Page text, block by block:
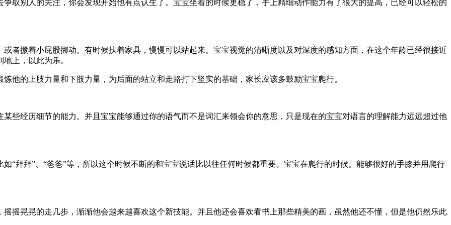
取别人的关注，你会发现开始他有点认生了。宝宝坐着的时候更稳了，手上精细动作能力有了很大的提高，已经可以轻松的
者撅着小屁股挪动。有时候扶着家具，慢慢可以站起来。宝宝视觉的清晰度以及对深度的感知方面，在这个年龄已经很接近
上，以此为乐。
他的上肢力量和下肢力量，为后面的站立和走路打下坚实的基础，家长应该多鼓励宝宝爬行。
些经历细节的能力。并且宝宝能够通过你的语气而不是词汇来领会你的意思，只是现在的宝宝对语言的理解能力远远超过他
“拜拜”、“爸爸”等，所以这个时候不断的和宝宝说话比以往任何时候都重要。宝宝在爬行的时候。能够很好的手膝并用爬行
摇晃晃的走几步，渐渐他会越来越喜欢这个新技能。并且他还会喜欢看书上那些精美的画，虽然他还不懂，但是他仍然乐此